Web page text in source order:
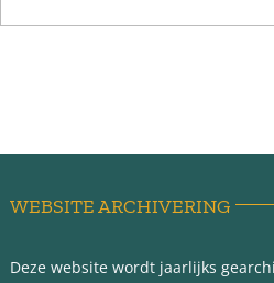
WEBSITE ARCHIVERING
Deze website wordt jaarlijks